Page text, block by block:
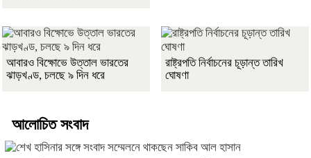
আবারও বিক্ষোভে উত্তাল ভারতের
ঝাড়খণ্ড, চলছে ৯ দিন ধরে
রাষ্ট্রপতি নির্বাচনের চূড়ান্ত তারিখ
ঘোষণা
আলোচিত সংবাদ